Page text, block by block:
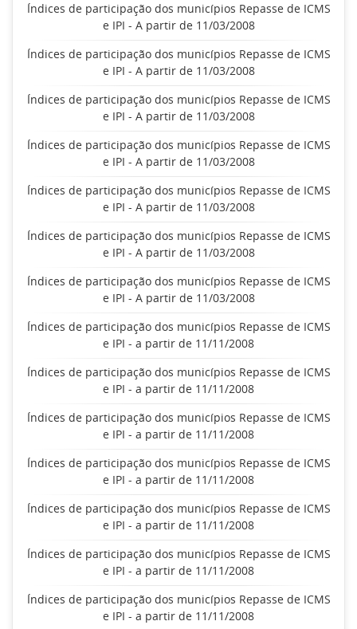
Índices de participação dos municípios Repasse de ICMS
e IPI - A partir de 11/03/2008
Índices de participação dos municípios Repasse de ICMS
e IPI - A partir de 11/03/2008
Índices de participação dos municípios Repasse de ICMS
e IPI - A partir de 11/03/2008
Índices de participação dos municípios Repasse de ICMS
e IPI - A partir de 11/03/2008
Índices de participação dos municípios Repasse de ICMS
e IPI - A partir de 11/03/2008
Índices de participação dos municípios Repasse de ICMS
e IPI - A partir de 11/03/2008
Índices de participação dos municípios Repasse de ICMS
e IPI - A partir de 11/03/2008
Índices de participação dos municípios Repasse de ICMS
e IPI - a partir de 11/11/2008
Índices de participação dos municípios Repasse de ICMS
e IPI - a partir de 11/11/2008
Índices de participação dos municípios Repasse de ICMS
e IPI - a partir de 11/11/2008
Índices de participação dos municípios Repasse de ICMS
e IPI - a partir de 11/11/2008
Índices de participação dos municípios Repasse de ICMS
e IPI - a partir de 11/11/2008
Índices de participação dos municípios Repasse de ICMS
e IPI - a partir de 11/11/2008
Índices de participação dos municípios Repasse de ICMS
e IPI - a partir de 11/11/2008